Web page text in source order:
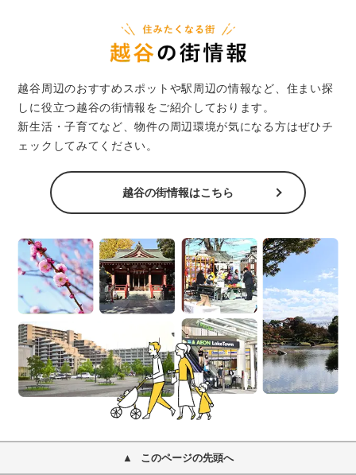
越谷周辺のおすすめスポットや駅周辺の情報など、住まい探
しに役立つ越谷の街情報をご紹介しております。
新生活・子育てなど、物件の周辺環境が気になる方はぜひチ
ェックしてみてください。
越谷の街情報はこちら
このページの先頭へ